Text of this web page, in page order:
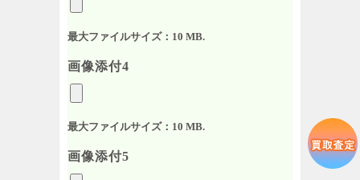
最大ファイルサイズ：10 MB.
画像添付4
最大ファイルサイズ：10 MB.
画像添付5